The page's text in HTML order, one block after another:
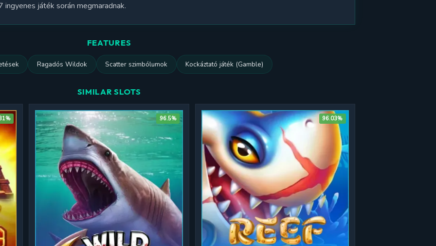
játék során megmaradnak.
FEATURES
Ragadós Wildok Scatter szimbólumok Kockáztató játék (Gamble)
SIMILAR SLOTS
96.5% 96.03%